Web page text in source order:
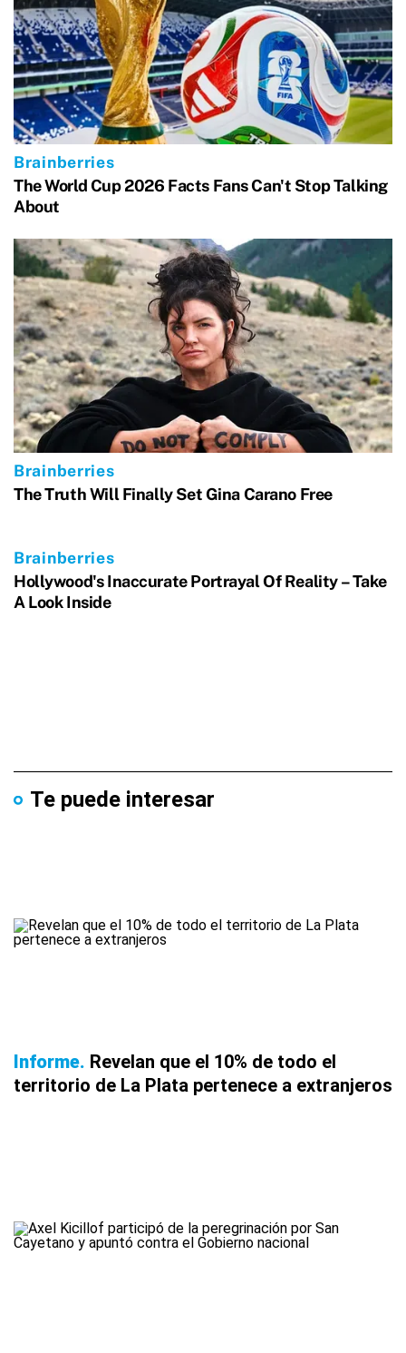
Te puede interesar
Informe Revelan que el 10% de todo el
territorio de La Plata pertenece a extranjeros